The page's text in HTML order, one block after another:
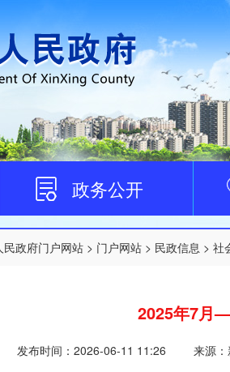
政务公开
政府门户网站 > 门户网站 > 民政信息 > 社
2025年7月
发布时间： 2026-06-11 11:26 来源